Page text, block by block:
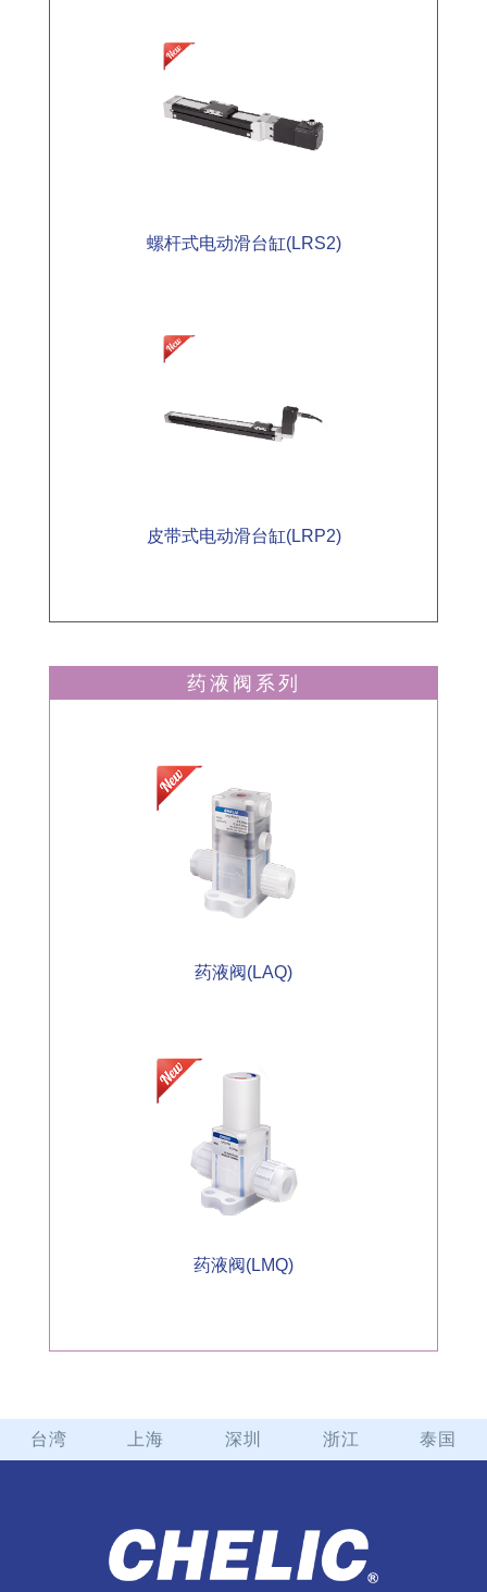
螺杆式电动滑台缸(LRS2)
皮带式电动滑台缸(LRP2)
药液阀系列
药液阀(LAQ)
药液阀(LMQ)
台湾 上海 深圳 浙江 泰国